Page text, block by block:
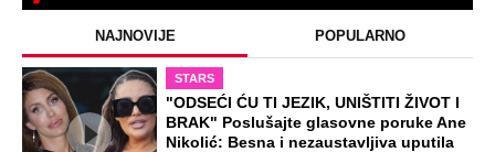
NAJNOVIJE POPULARNO
STARS
"ODSEĆI ĆU TI JEZIK, UNIŠTITI ŽIVOT I
BRAK" Poslušajte glasovne poruke Ane
Nikolić: Besna i nezaustavljiva uputila